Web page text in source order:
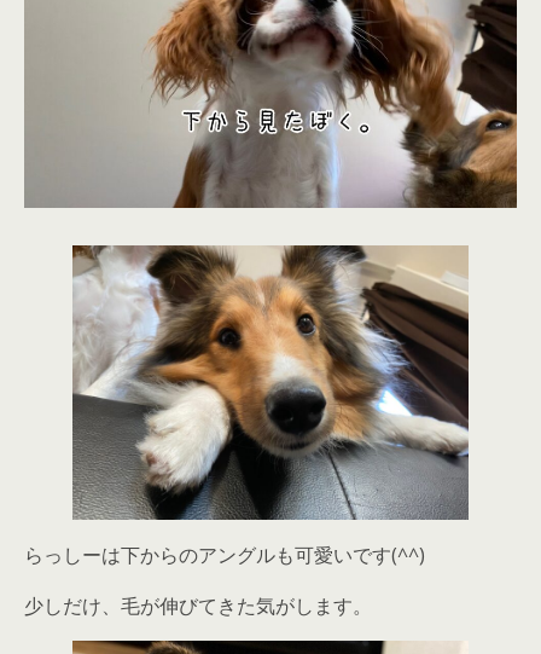
らっしーは下からのアングルも可愛いです(^^)
少しだけ、毛が伸びてきた気がします。